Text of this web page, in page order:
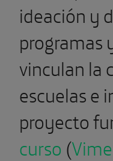
ideación y
programas
vinculan la
escuelas e
proyecto
curso (